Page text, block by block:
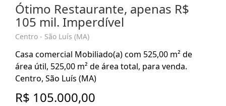
Ótimo Restaurante, apenas R$
105 mil. Imperdível
Centro - São Luís (MA)
Casa comercial Mobiliado(a) com 525,00 m² de
área útil, 525,00 m² de área total, para venda.
Centro, São Luís (MA)
R$ 105.000,00